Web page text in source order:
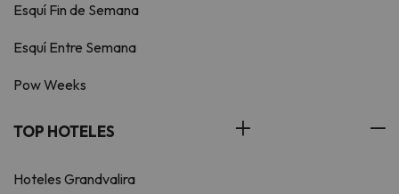
Esquí Fin de Semana
Esquí Entre Semana
Pow Weeks
TOP HOTELES
Hoteles Grandvalira